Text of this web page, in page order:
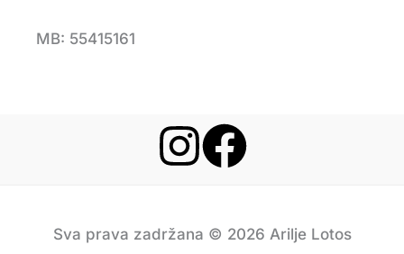
MB: 55415161
Sva prava zadržana © 2026 Arilje Lotos